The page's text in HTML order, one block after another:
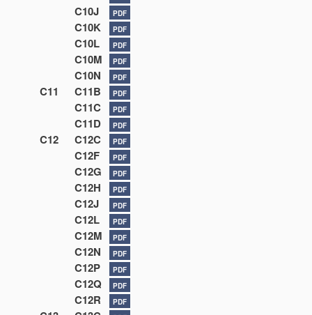
C10J PDF
C10K PDF
C10L PDF
C10M PDF
C10N PDF
C11 C11B PDF
C11C PDF
C11D PDF
C12 C12C PDF
C12F PDF
C12G PDF
C12H PDF
C12J PDF
C12L PDF
C12M PDF
C12N PDF
C12P PDF
C12Q PDF
C12R PDF